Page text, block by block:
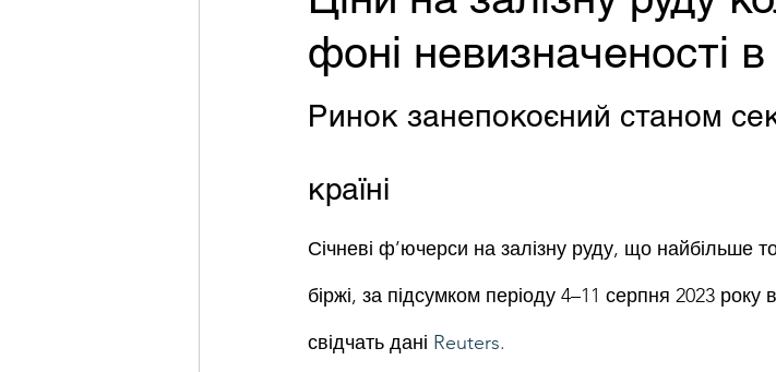
фоні невизначеності в
Ринок занепокоєний станом
країні
Січневі ф’ючерси на залізну руду, що найбільше
біржі, за підсумком періоду 4–11 серпня 2023
свідчать дані Reuters.